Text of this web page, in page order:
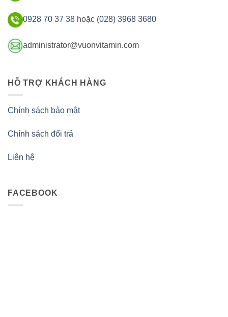
0928 70 37 38 hoặc (028) 3968 3680
administrator@vuonvitamin.com
HỖ TRỢ KHÁCH HÀNG
Chính sách bảo mật
Chính sách đổi trả
Liên hệ
FACEBOOK